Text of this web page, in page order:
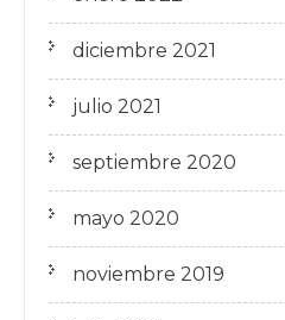
diciembre 2021
julio 2021
septiembre 2020
mayo 2020
noviembre 2019